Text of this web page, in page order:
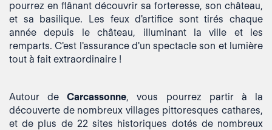
pourrez en flânant découvrir sa forteresse, son château,
et sa basilique. Les feux d'artifice sont tirés chaque
année depuis le château, illuminant la ville et les
remparts. C'est l'assurance d'un spectacle son et lumière
tout à fait extraordinaire !
Autour deCarcassonne, vous pourrez partir à la
découverte de nombreux villages pittoresques cathares,
et de plus de 22 sites historiques dotés de nombreux